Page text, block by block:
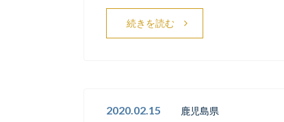
続きを読む
2020.02.15 鹿児島県